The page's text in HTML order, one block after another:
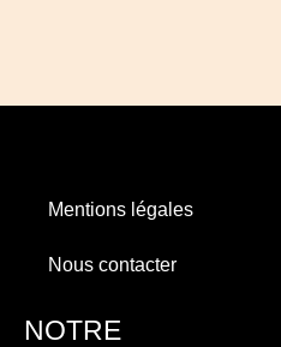
Mentions légales
Nous contacter
NOTRE